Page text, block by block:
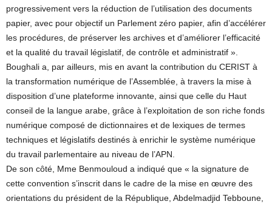
progressivement vers la réduction de l’utilisation des documents
papier, avec pour objectif un Parlement zéro papier, afin d’accélérer
les procédures, de préserver les archives et d’améliorer l’efficacité
et la qualité du travail législatif, de contrôle et administratif ».
Boughali a, par ailleurs, mis en avant la contribution du CERIST à
la transformation numérique de l’Assemblée, à travers la mise à
disposition d’une plateforme innovante, ainsi que celle du Haut
conseil de la langue arabe, grâce à l’exploitation de son riche fonds
numérique composé de dictionnaires et de lexiques de termes
techniques et législatifs destinés à enrichir le système numérique
du travail parlementaire au niveau de l’APN.
De son côté, Mme Benmouloud a indiqué que « la signature de
cette convention s’inscrit dans le cadre de la mise en œuvre des
orientations du président de la République, Abdelmadjid Tebboune,